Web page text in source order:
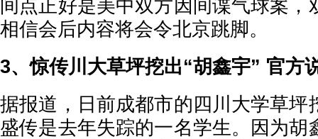
间点正好是美中双方因间谍气球案，
相信会后内容将会令北京跳脚。
3、惊传川大草坪挖出“胡鑫宇” 官方
据报道，日前成都市的四川大学草坪
盛传是去年失踪的一名学生。因为胡